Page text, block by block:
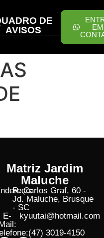
DE
AVISOS
EM
Matriz Jardim
Maluche
R. Carlos Graf, 60 -
Jd. Maluche, Brusque
- SC
E-
kyuutai@hotmail.com
(47) 3019-4150